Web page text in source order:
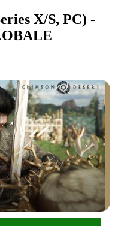
X/S, PC) -